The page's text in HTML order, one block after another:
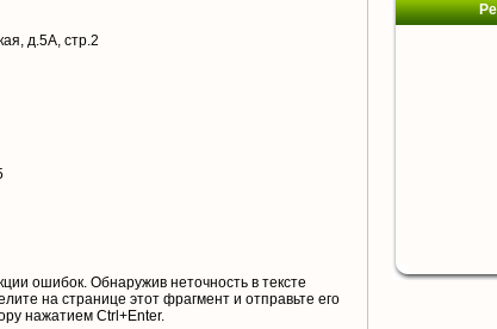
д.5А, стр.2
ошибок. Обнаружив неточность в тексте
на странице этот фрагмент и отправьте его
нажатием Ctrl+Enter.